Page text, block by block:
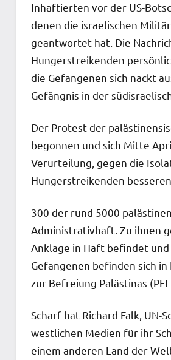
Inhaftierten vor der US-
denen die israelischen
geantwortet hat. Die
Hungerstreikenden
die Gefangenen sich nackt
Gefängnis in der
Der Protest der
begonnen und sich Mitte
Verurteilung, gegen die
Hungerstreikenden
300 der rund 5000
Administrativhaft. Zu ihnen
Anklage in Haft befindet
Gefangenen befinden sich
zur Befreiung Palästinas
Scharf hat Richard Falk,
westlichen Medien für ihr
einem anderen Land der